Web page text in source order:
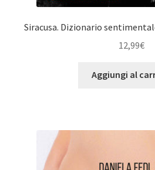
Siracusa. Dizionario
12,99€
Aggiungi al